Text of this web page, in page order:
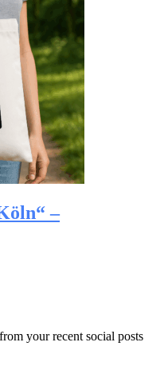
–
your recent social posts